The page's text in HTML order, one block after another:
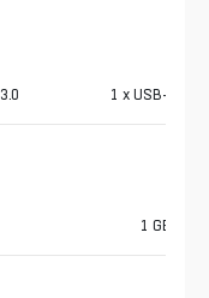
1 x USB-A 3.0
1 GB